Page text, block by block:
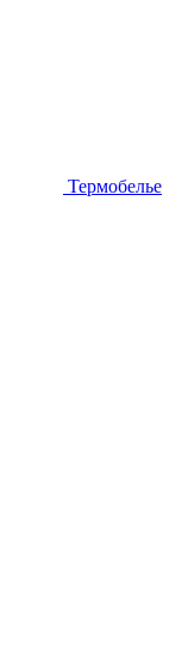
Термобелье